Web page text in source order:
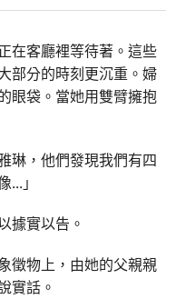
在客廳裡等待著。這些
部分的時刻更沉重。婦
眼袋。當她用雙臂擁抱
琳，他們發現我們有四
... 」
據實以告。
徵物上，由她的父親親
實話。